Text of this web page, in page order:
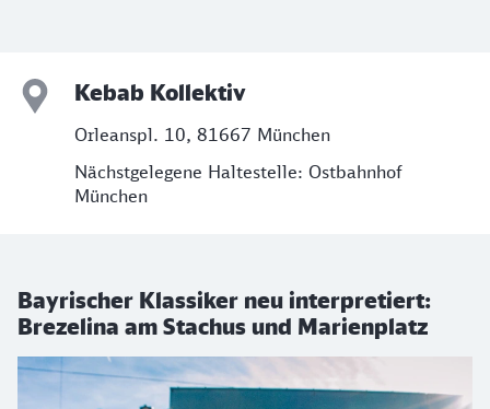
Kebab Kollektiv
Orleanspl. 10, 81667 München
Nächstgelegene Haltestelle: Ostbahnhof
München
Bayrischer Klassiker neu interpretiert:
Brezelina am Stachus und Marienplatz